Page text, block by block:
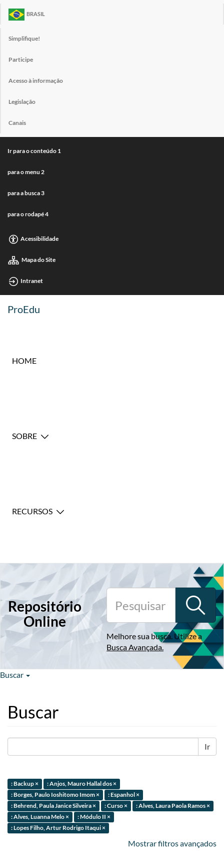
BRASIL
Simplifique!
Participe
Acesso à informação
Legislação
Canais
Ir para o conteúdo 1
para o menu 2
para a busca3
para o rodapé4
Acessibilidade
Mapa do Site
Intranet
ProEdu
HOME
SOBRE
RECURSOS
Repositório
Online
Melhore sua busca. Utilize a
Busca Avançada.
Buscar
Buscar
Ir
: Backup ×
: Anjos, Mauro Hallal dos ×
: Borges, Paulo Ioshitomo Imom ×
: Espanhol ×
: Behrend, Paula Janice Silveira ×
: Curso ×
: Alves, Laura Paola Ramos ×
: Alves, Luanna Melo ×
: Módulo II ×
: Lopes Filho, Artur Rodrigo Itaqui ×
Mostrar filtros avançados